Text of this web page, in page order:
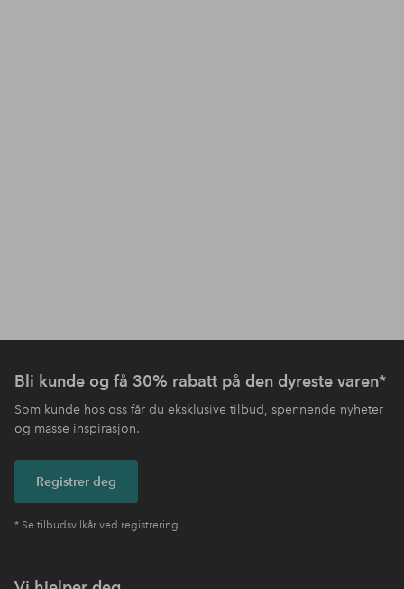
Bli kunde og få 30% rabatt på den dyreste varen*
Som kunde hos oss får du eksklusive tilbud, spennende nyheter
og masse inspirasjon.
Registrer deg
* Se tilbudsvilkår ved registrering